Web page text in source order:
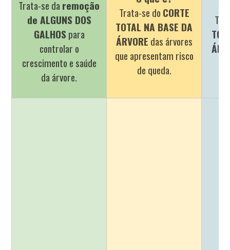
Trata-se da remoção
de ALGUNS DOS
GALHOS para
controlar o
crescimento e saúde
da árvore.
Trata-se do CORTE
TOTAL NA BASE DA
ÁRVORE das árvores
que apresentam risco
de queda.